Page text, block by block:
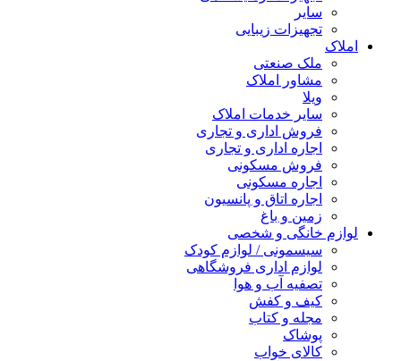
سایر
تجهیزات زیبایی
املاک
ملک صنعتی
مشاور املاک
ویلا
سایر خدمات املاک
فروش اداری و تجاری
اجاره اداری و تجاری
فروش مسکونی
اجاره مسکونی
اجاره اتاق و پانسیون
زمین و باغ
لوازم خانگی و شخصی
سیسمونی / لوازم کودک
لوازم اداری فروشگاهی
تصفیه آب و هوا
کیف و کفش
مجله و کتاب
پوشاک
کالای خواب